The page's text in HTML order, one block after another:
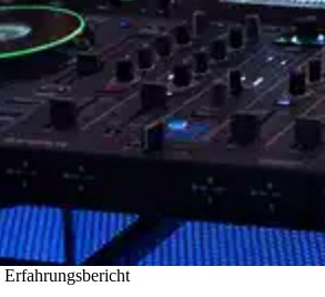
Erfahrungsbericht